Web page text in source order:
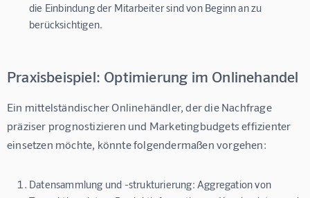
die Einbindung der Mitarbeiter sind von Beginn an zu
berücksichtigen.
Praxisbeispiel: Optimierung im Onlinehandel
Ein mittelständischer Onlinehändler, der die Nachfrage
präziser prognostizieren und Marketingbudgets effizienter
einsetzen möchte, könnte folgendermaßen vorgehen:
Datensammlung und -strukturierung: Aggregation von